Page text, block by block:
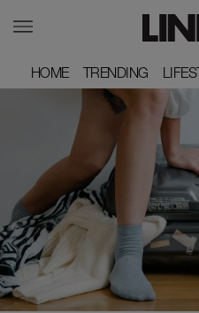
HOME
HOME TRENDING
TRENDING